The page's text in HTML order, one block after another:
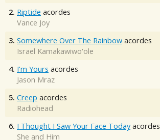
2. Riptide acordes
Vance Joy
3. Somewhere Over The Rainbow acordes
Israel Kamakawiwo'ole
4. I'm Yours acordes
Jason Mraz
5. Creep acordes
Radiohead
6. I Thought I Saw Your Face Today acordes
She and Him